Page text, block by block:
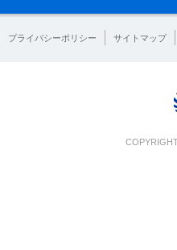
プライバシーポリシー サイトマップ